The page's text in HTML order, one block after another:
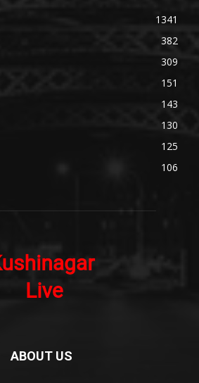
1341
382
309
151
143
130
125
106
ABOUT US